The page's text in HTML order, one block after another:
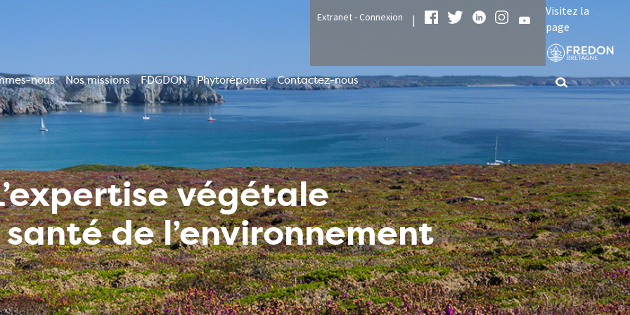
Extranet - Connexion |
Visitez la
page
nous Nos missions FDGDON Phytoréponse Contactez-nous
végétale
de l’environnement